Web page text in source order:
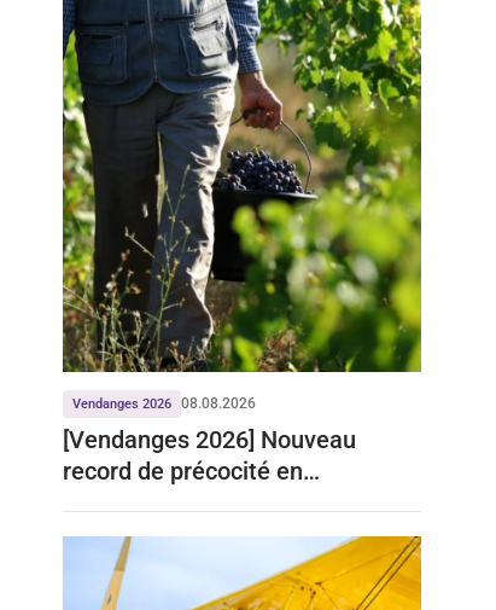
Vendanges 2026 08.08.2026
[Vendanges 2026] Nouveau
record de précocité en